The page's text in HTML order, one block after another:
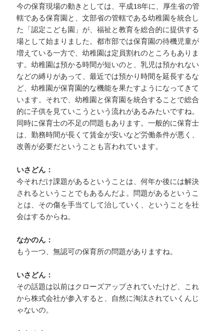
今の保育現場の動きとしては、平成18年に、厚生省の管
轄である保育園と、文部省の管轄である幼稚園を統合し
た「認定こども園」が、福祉と教育を総合的に提供する
場として始まりました。都市部では保育園の待機児童が
増えている一方で、幼稚園は定員割れのところもありま
す。幼稚園は預かる時間が短いのと、乳児は預かれない
などの縛りがあって、最近では預かり時間を延長するな
ど、幼稚園が保育園的な機能を果たすようになってきて
います。それで、幼稚園と保育園を統合することで総合
的に子供を見ていこうという流れがあるみたいですね。
同時に保育士の不足の問題もあります。一般的に保育士
は、勤務時間が長くて賃金が安いなど労働条件が悪く、
改善が必要だということも言われています。
いさどん：
今それだけ課題があるということは、何年か後には解決
されるということでもあるんだよ。問題があるというこ
とは、その傷を手当てして治していく、ということを社
会はするからね。
なかのん：
もう一つ、無認可の保育所の問題がありますね。
いさどん：
その話題は以前はクローズアップされていたけど、これ
から株式会社が参入すると、自然に淘汰されていくんじ
ゃないの。